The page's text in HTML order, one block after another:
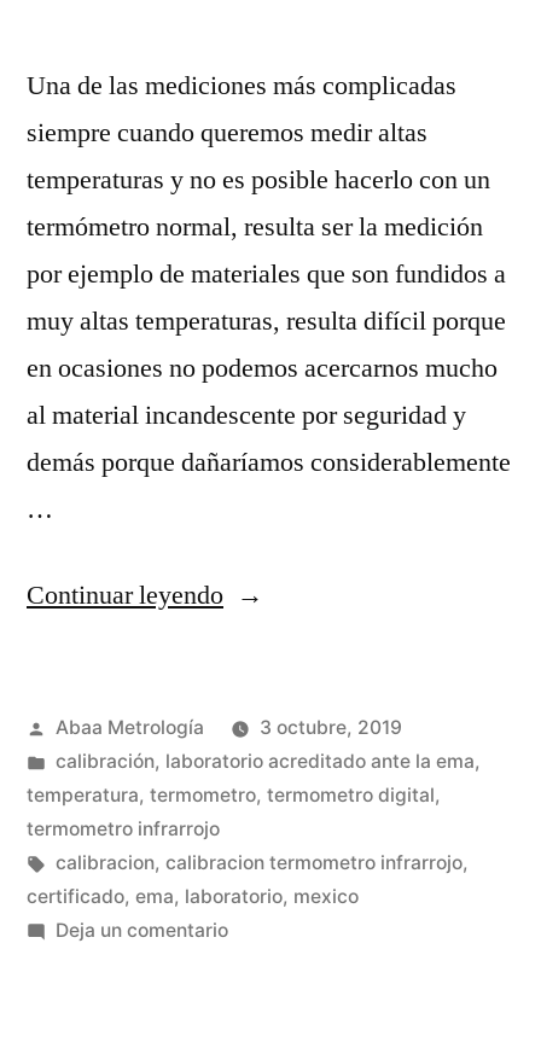
Una de las mediciones más complicadas
siempre cuando queremos medir altas
temperaturas y no es posible hacerlo con un
termómetro normal, resulta ser la medición
por ejemplo de materiales que son fundidos a
muy altas temperaturas, resulta difícil porque
en ocasiones no podemos acercarnos mucho
al material incandescente por seguridad y
demás porque dañaríamos considerablemente
…
Continuar leyendo“Mediciones
temperatura”
Publicado
por
Abaa Metrología
3 octubre, 2019
Publicada
en
calibración, laboratorio acreditado ante la ema,
temperatura, termometro, termometro digital,
termometro infrarrojo
Etiquetas:
calibracion, calibracion termometro infrarrojo,
certificado, ema, laboratorio, mexico
Deja un comentarioen